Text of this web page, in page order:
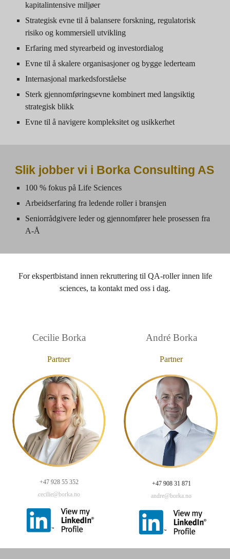
kapitalintensive miljøer
Strategisk evne til å balansere forskning, regulatorisk
risiko og kommersiell utvikling
Erfaring med styrearbeid og investordialog
Evne til å skalere organisasjoner og bygge lederteam
Internasjonal markedsforståelse
Sterk gjennomføringsevne kombinert med langsiktig
strategisk blikk
Evne til å navigere kompleksitet og usikkerhet
Slik jobber vi i Borka Consulting AS
100 % fokus på Life Sciences
Arbeidserfaring fra ledende roller i bransjen
Seniorrådgivere leder og gjennomfører hele prosessen fra
A-Å
For ekspertbistand innen rekruttering til QA-roller innen life
sciences, ta kontakt med oss i dag.
Cecilie Borka
Partner
+47 928 55 352
cecilie@borka.no
André Borka
Partner
+47 908 31 871
andre@borka.no